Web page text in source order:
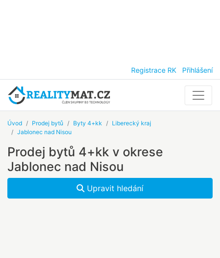
Registrace RK Přihlášení
Úvod Prodej bytů Byty 4+kk
Liberecký kraj
Jablonec nad Nisou
Prodej bytů 4+kk v okrese
Jablonec nad Nisou
Upravit hledání